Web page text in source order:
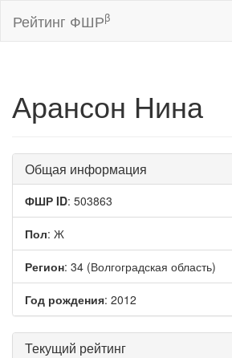
Рейтинг ФШРβ
Арансон Нина
Общая информация
ФШР ID: 503863
Пол: Ж
Регион: 34 (Волгоградская область)
Год рождения: 2012
Текущий рейтинг